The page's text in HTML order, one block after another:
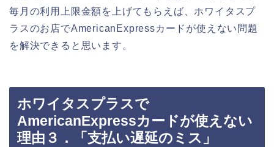
毎月の利用上限金額を上げてもらえば、ホワイタスプ
ラスのお店でAmericanExpressカードが使えない問題
を解決できると思います。
ホワイタスプラスで
AmericanExpressカードが使えない
理由３．「支払い遅延のミス」